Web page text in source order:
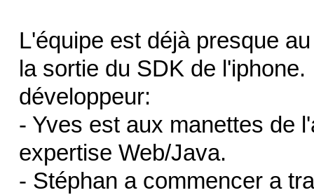
L'équipe est déjà presque
la sortie du SDK de
développeur:
- Yves est aux manettes de
expertise Web/Java.
- Stéphan a commencer a